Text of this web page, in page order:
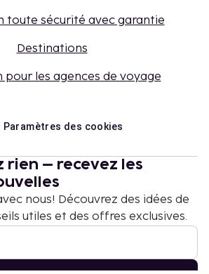
toute sécurité avec garantie
Destinations
pour les agences de voyage
Paramètres des cookies
rien – recevez les
nous! Découvrez des idées de
utiles et des offres exclusives.